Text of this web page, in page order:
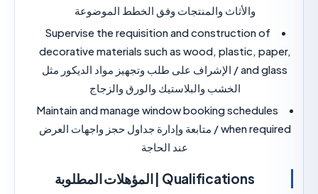
والأثاث والمنتجات وفق الخطط الموضوعة
Supervise the requisition and construction
decorative materials such as wood, plastic,
and glass / الإشراف على طلب وتجهيز مواد الديكور مثل
الخشب والبلاستيك والورق والزجاج
Maintain and manage window booking
when required / متابعة وإدارة جداول حجز واجهات العرض
Qualifications | المؤهلات المطلوبة